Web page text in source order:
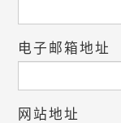
电子邮箱地址
网站地址